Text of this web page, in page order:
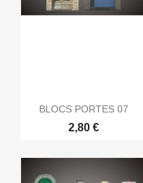
BLOCS PORTES 07
2,80 €